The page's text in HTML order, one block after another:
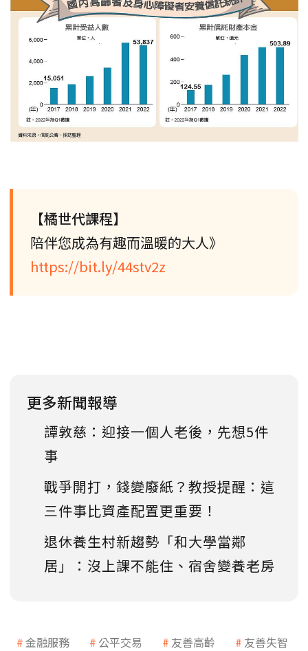
【橘世代課程】
陪伴您成為有趣而溫暖的大人》
https://bit.ly/44stv2z
更多新聞報導
譚敦慈：迎接一個人老後，先想5件
事
戰爭開打，錢變廢紙？教授提醒：這
三件事比資產配置更重要！
退休養生村新趨勢「和大學當鄰
居」：沒上課不能住、宿舍變養老房
金融服務 公平交易 友善高齡
友善失智